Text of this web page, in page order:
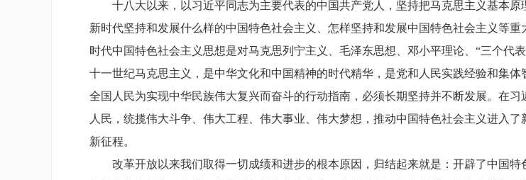
十八大以来，以习近平同志为主要代表的中国共产党人，坚持把马克思主义基本原
新时代坚持和发展什么样的中国特色社会主义、怎样坚持和发展中国特色社会主义等
时代中国特色社会主义思想是对马克思列宁主义、毛泽东思想、邓小平理论、“三个代
十一世纪马克思主义，是中华文化和中国精神的时代精华，是党和人民实践经验和集
全国人民为实现中华民族伟大复兴而奋斗的行动指南，必须长期坚持并不断发展。在
人民，统揽伟大斗争、伟大工程、伟大事业、伟大梦想，推动中国特色社会主义进入
新征程。
改革开放以来我们取得一切成绩和进步的根本原因，归结起来就是：开辟了中国特